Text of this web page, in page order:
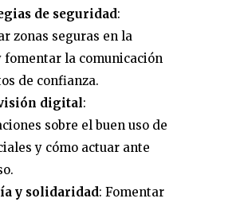
de seguridad:
zonas seguras en la
fomentar la comunicación
de confianza.
digital:
sobre el buen uso de
y cómo actuar ante
y solidaridad: Fomentar